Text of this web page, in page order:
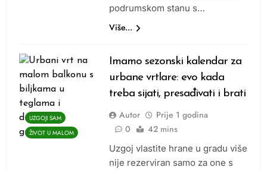
podrumskom stanu s…
Više...
UZGOJI SAM
ŽIVOT U MALOM
Imamo sezonski kalendar za
urbane vrtlare: evo kada
treba sijati, presađivati i brati
Autor Prije 1 godina
0
42 mins
Uzgoj vlastite hrane u gradu više
nije rezerviran samo za one s